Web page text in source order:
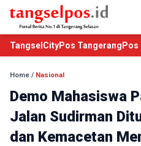
TangselCityPos Tangerang Pos
Home / Nasional
Demo Mahasiswa
Jalan Sudirman
dan Kemacetan